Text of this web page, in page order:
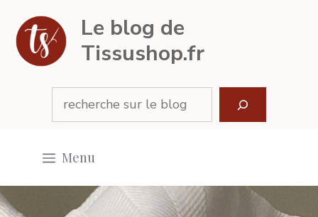
contenu
Le blog de
Tissushop.fr
Rechercher
Menu